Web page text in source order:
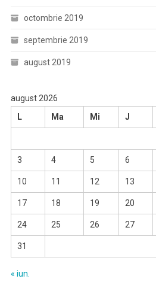
octombrie 2019
septembrie 2019
august 2019
august 2026
L
Ma Mi J
3 4 5 6
10 11 12 13
17 18 19 20
24 25 26 27
31
« iun.